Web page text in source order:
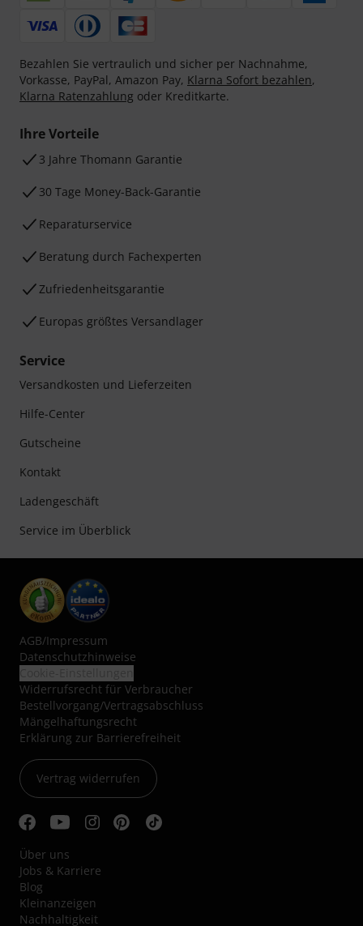
Bezahlen Sie vertraulich und sicher per Nachnahme,
Vorkasse, PayPal, Amazon Pay, Klarna Sofort bezahlen,
Klarna Ratenzahlung oder Kreditkarte.
Ihre Vorteile
3 Jahre Thomann Garantie
30 Tage Money-Back-Garantie
Reparaturservice
Beratung durch Fachexperten
Zufriedenheitsgarantie
Europas größtes Versandlager
Service
Versandkosten und Lieferzeiten
Hilfe-Center
Gutscheine
Kontakt
Ladengeschäft
Service im Überblick
AGB/Impressum
Datenschutzhinweise
Widerrufsrecht für Verbraucher
Bestellvorgang/Vertragsabschluss
Mängelhaftungsrecht
Erklärung zur Barrierefreiheit
Vertrag widerrufen
Über uns
Jobs & Karriere
Blog
Kleinanzeigen
Nachhaltigkeit